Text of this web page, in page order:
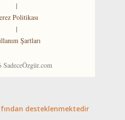
|
Politikası
|
Şartları
SadeceÖzgür.com
desteklenmektedir